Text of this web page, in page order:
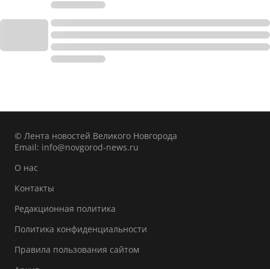
© Лента новостей Великого Новгорода
Email: info@novgorod-news.ru
О нас
Контакты
Редакционная политика
Политика конфиденциальности
Правила пользования сайтом